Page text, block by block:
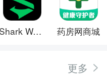
Shark Wear 药房网商城
更多